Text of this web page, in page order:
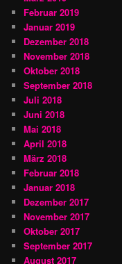
Februar 2019
Januar 2019
Dezember 2018
November 2018
Oktober 2018
September 2018
Juli 2018
Juni 2018
Mai 2018
April 2018
März 2018
Februar 2018
Januar 2018
Dezember 2017
November 2017
Oktober 2017
September 2017
August 2017